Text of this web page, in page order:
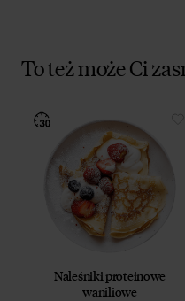
To też może Ci
Naleśniki proteinowe
waniliowe